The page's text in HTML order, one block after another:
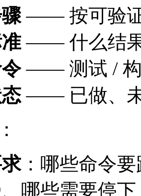
—— 按可验
—— 什么结
—— 测试 / 构
—— 已做、
：哪些命令
哪些需要停下